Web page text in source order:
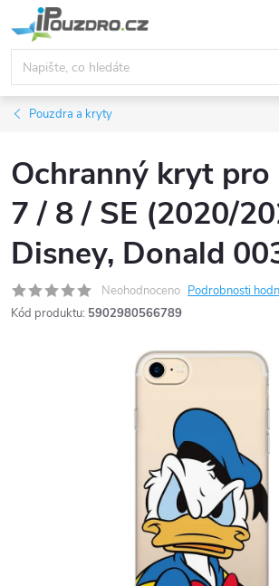
na
obsah
Pouzdra a kryty
Ochranný kryt pro
7 / 8 / SE (2020/
Disney, Donald
Neohodnoceno Podrobnosti
Kód produktu: 5902980566789